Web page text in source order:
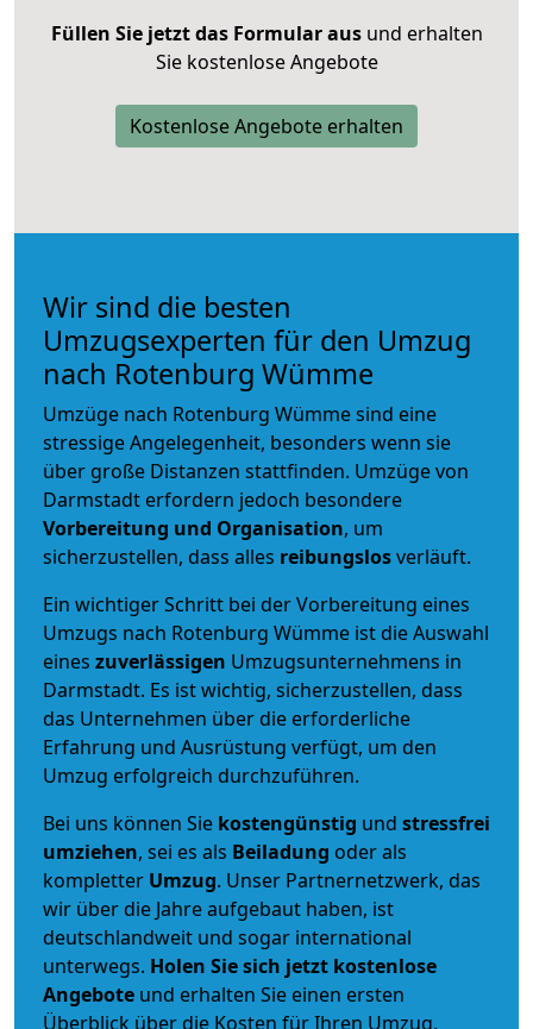
Füllen Sie jetzt das Formular ausund erhalten
Sie kostenlose Angebote
Kostenlose Angebote erhalten
Wir sind die besten
Umzugsexperten für den Umzug
nach Rotenburg Wümme
Umzüge nach Rotenburg Wümme sind eine
stressige Angelegenheit, besonders wenn sie
über große Distanzen stattfinden. Umzüge von
Darmstadt erfordern jedoch besondere
Vorbereitung und Organisation, um
sicherzustellen, dass alles reibungslosverläuft.
Ein wichtiger Schritt bei der Vorbereitung eines
Umzugs nach Rotenburg Wümme ist die Auswahl
eines zuverlässigen Umzugsunternehmens in
Darmstadt. Es ist wichtig, sicherzustellen, dass
das Unternehmen über die erforderliche
Erfahrung und Ausrüstung verfügt, um den
Umzug erfolgreich durchzuführen.
Bei uns können Sie kostengünstig und stressfrei
umziehen, sei es als Beiladung oder als
kompletter Umzug. Unser Partnernetzwerk, das
wir über die Jahre aufgebaut haben, ist
deutschlandweit und sogar international
unterwegs. Holen Sie sich jetzt kostenlose
Angebote und erhalten Sie einen ersten
Überblick über die Kosten für Ihren Umzug.